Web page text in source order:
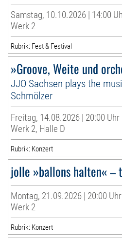
Samstag, 10.10.2026 | 14:00
Werk 2
Rubrik: Fest & Festival
»Groove, Weite und
JJO Sachsen plays the
Schmölzer
Freitag, 14.08.2026 | 20:00 Uhr
Werk 2, Halle D
Rubrik: Konzert
jolle »ballons halten« –
Montag, 21.09.2026 | 20:00 Uhr
Werk 2
Rubrik: Konzert